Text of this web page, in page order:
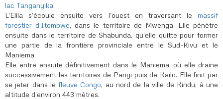
lac Tanganyika.
L’Elila s’écoule ensuite vers l’ouest en traversant le massif
forestier d’Itombwe, dans le territoire de Mwenga. Elle pénètre
ensuite dans le territoire de Shabunda, qu’elle quitte pour former
une partie de la frontière provinciale entre le Sud-Kivu et le
Maniema.
Elle entre ensuite définitivement dans le Maniema, où elle draine
successivement les territoires de Pangi puis de Kailo. Elle finit par
se jeter dans lefleuve Congo, au nord de la ville de Kindu, à une
altitude d’environ 443 mètres.